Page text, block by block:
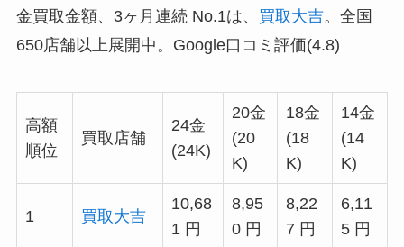
金買取金額、3ヶ月連続 No.1は、 買取大吉。全国
650店舗以上展開中。Google口コミ評価(4.8)
高額
順位
買取店舗
24金
(24K)
20金
(20
K)
18金
(18
K)
14金
(14
K)
1 買取大吉
10,68
1 円
8,95
0 円
8,22
7 円
6,11
5 円